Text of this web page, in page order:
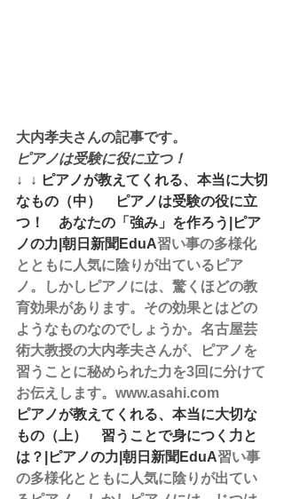
大内孝夫さんの記事です。
ピアノは受験に役に立つ！
↓  ↓ ピアノが教えてくれる、本当に大切
なもの（中）　ピアノは受験の役に立
つ！　あなたの「強み」を作ろう|ピア
ノの力|朝日新聞EduA習い事の多様化
とともに人気に陰りが出ているピア
ノ。しかしピアノには、驚くほどの教
育効果があります。その効果とはどの
ようなものなのでしょうか。名古屋芸
術大教授の大内孝夫さんが、ピアノを
習うことに秘められた力を3回に分けて
お伝えします。www.asahi.com
ピアノが教えてくれる、本当に大切な
もの（上）　習うことで身につく力と
は？|ピアノの力|朝日新聞EduA習い事
の多様化とともに人気に陰りが出てい